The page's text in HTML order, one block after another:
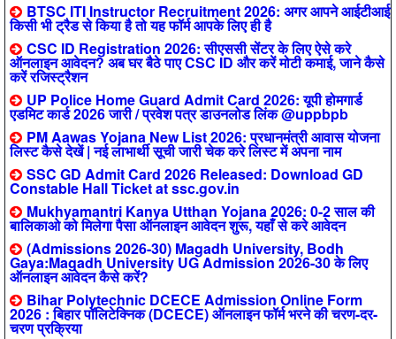
BTSC ITI Instructor Recruitment 2026: अगर आपने आईटीआई
किसी भी ट्रैड से किया है तो यह फॉर्म आपके लिए ही है
CSC ID Registration 2026: सीएससी सेंटर के लिए ऐसे करे
ऑनलाइन आवेदन? अब घर बैठे पाए CSC ID और करें मोटी कमाई, जाने कैसे
करें रजिस्ट्रैशन
UP Police Home Guard Admit Card 2026: यूपी होमगार्ड
एडमिट कार्ड 2026 जारी / प्रवेश पत्र डाउनलोड लिंक @uppbpb
PM Aawas Yojana New List 2026: प्रधानमंत्री आवास योजना
लिस्ट कैसे देखें | नई लाभार्थी सूची जारी चेक करे लिस्ट में अपना नाम
SSC GD Admit Card 2026 Released: Download GD
Constable Hall Ticket at ssc.gov.in
Mukhyamantri Kanya Utthan Yojana 2026: 0-2 साल की
बालिकाओ को मिलेगा पैसा ऑनलाइन आवेदन शुरू, यहाँ से करे आवेदन
(Admissions 2026-30) Magadh University, Bodh
Gaya:Magadh University UG Admission 2026-30 के लिए
ऑनलाइन आवेदन कैसे करें?
Bihar Polytechnic DCECE Admission Online Form
2026 : बिहार पॉलिटेक्निक (DCECE) ऑनलाइन फॉर्म भरने की चरण-दर-
चरण प्रक्रिया